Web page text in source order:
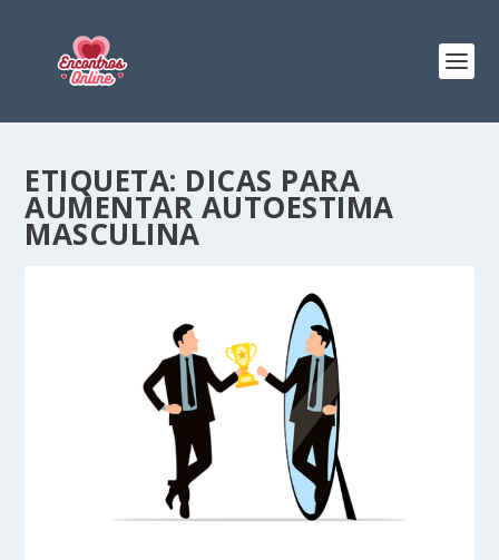
ETIQUETA: DICAS PARA
AUMENTAR AUTOESTIMA
MASCULINA